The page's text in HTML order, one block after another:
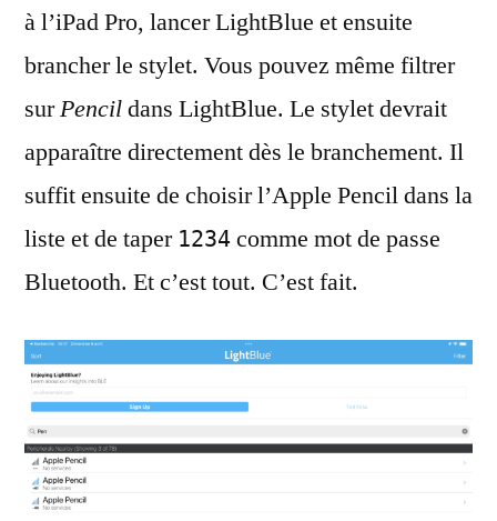
à l’iPad Pro, lancer LightBlue et ensuite
brancher le stylet. Vous pouvez même filtrer
surPencildans LightBlue. Le stylet devrait
apparaître directement dès le branchement. Il
suffit ensuite de choisir l’Apple Pencil dans la
liste et de taper 1234 comme mot de passe
Bluetooth. Et c’est tout. C’est fait.